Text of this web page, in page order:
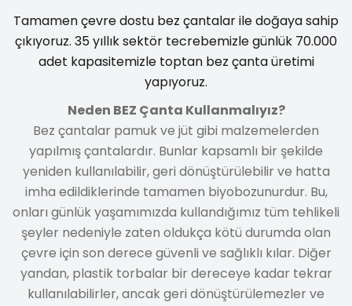
Tamamen çevre dostu bez çantalar ile doğaya sahip
çıkıyoruz. 35 yıllık sektör tecrebemizle günlük 70.000
adet kapasitemizle toptan bez çanta üretimi
yapıyoruz.
Neden BEZ Çanta Kullanmalıyız?
Bez çantalar pamuk ve jüt gibi malzemelerden
yapılmış çantalardır. Bunlar kapsamlı bir şekilde
yeniden kullanılabilir, geri dönüştürülebilir ve hatta
imha edildiklerinde tamamen biyobozunurdur. Bu,
onları günlük yaşamımızda kullandığımız tüm tehlikeli
şeyler nedeniyle zaten oldukça kötü durumda olan
çevre için son derece güvenli ve sağlıklı kılar. Diğer
yandan, plastik torbalar bir dereceye kadar tekrar
kullanılabilirler, ancak geri dönüştürülemezler ve